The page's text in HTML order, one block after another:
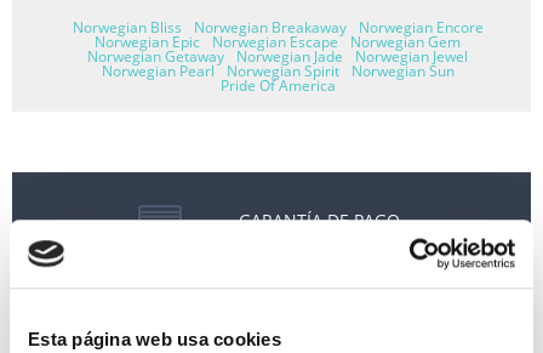
Esta página web usa cookies
Norwegian Bliss Norwegian Breakaway Norwegian Encore
Norwegian Epic Norwegian Escape Norwegian Gem
Norwegian Getaway Norwegian Jade Norwegian Jewel
Norwegian Pearl Norwegian Spirit Norwegian Sun
Pride Of America
GARANTÍA DE PAGO